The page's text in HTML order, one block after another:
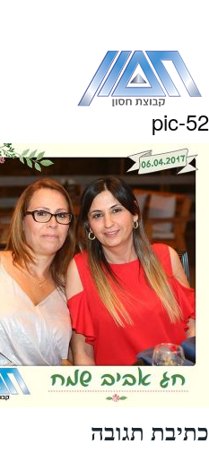
העמוד
pic-52
כתיבת תגובה